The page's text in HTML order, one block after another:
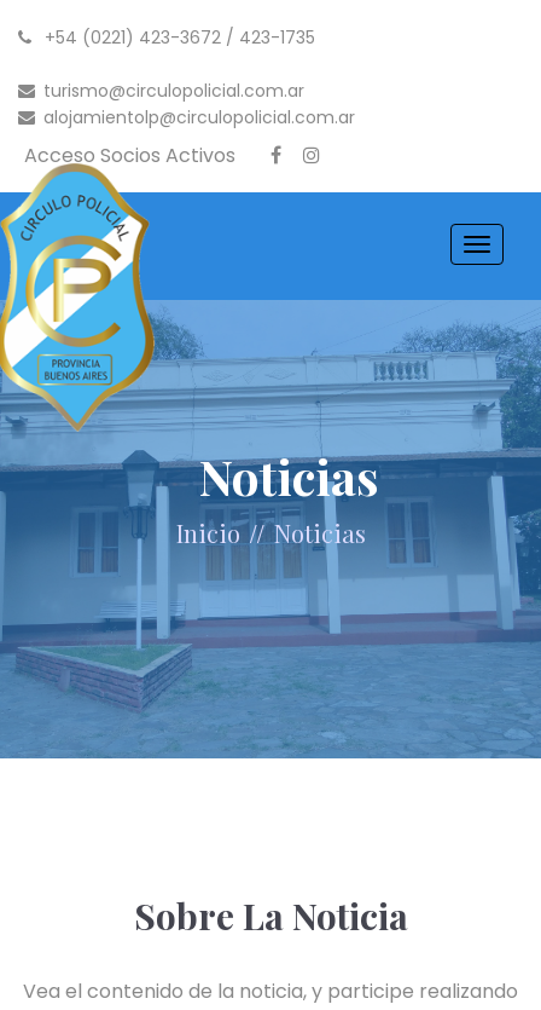
+54 (0221) 423-3672 / 423-1735
turismo@circulopolicial.com.ar
alojamientolp@circulopolicial.com.ar
Acceso Socios Activos
Toggle
Noticias
Inicio // Noticias
Sobre La Noticia
Vea el contenido de la noticia, y participe realizando